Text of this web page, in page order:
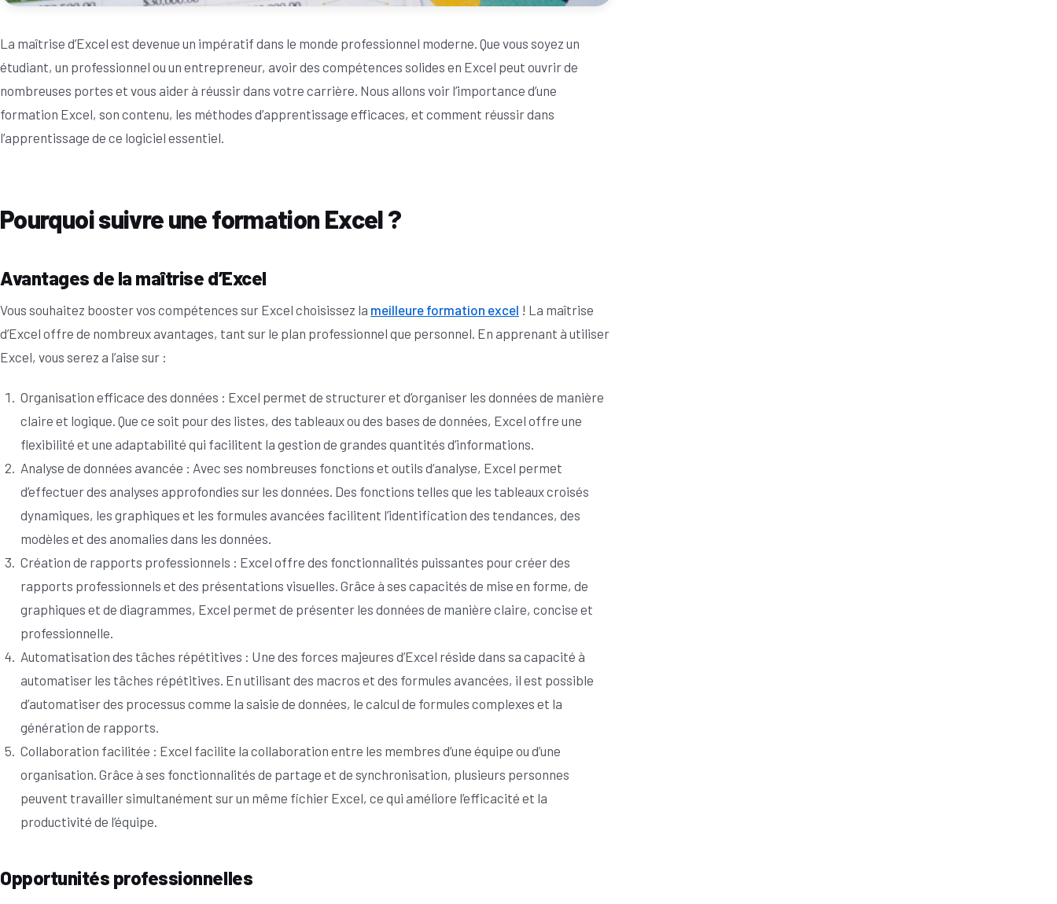
La maîtrise d’Excel est devenue un impératif dans le monde professionnel moderne. Que vous soyez un
étudiant, un professionnel ou un entrepreneur, avoir des compétences solides en Excel peut ouvrir de
nombreuses portes et vous aider à réussir dans votre carrière. Nous allons voir l’importance d’une
formation Excel, son contenu, les méthodes d’apprentissage efficaces, et comment réussir dans
l’apprentissage de ce logiciel essentiel.
Pourquoi suivre une formation Excel ?
Avantages de la maîtrise d’Excel
Vous souhaitez booster vos compétences sur Excel choisissez la meilleure formation excel ! La maîtrise
d’Excel offre de nombreux avantages, tant sur le plan professionnel que personnel. En apprenant à utiliser
Excel, vous serez a l’aise sur :
Organisation efficace des données : Excel permet de structurer et d’organiser les données de manière
claire et logique. Que ce soit pour des listes, des tableaux ou des bases de données, Excel offre une
flexibilité et une adaptabilité qui facilitent la gestion de grandes quantités d’informations.
Analyse de données avancée : Avec ses nombreuses fonctions et outils d’analyse, Excel permet
d’effectuer des analyses approfondies sur les données. Des fonctions telles que les tableaux croisés
dynamiques, les graphiques et les formules avancées facilitent l’identification des tendances, des
modèles et des anomalies dans les données.
Création de rapports professionnels : Excel offre des fonctionnalités puissantes pour créer des
rapports professionnels et des présentations visuelles. Grâce à ses capacités de mise en forme, de
graphiques et de diagrammes, Excel permet de présenter les données de manière claire, concise et
professionnelle.
Automatisation des tâches répétitives : Une des forces majeures d’Excel réside dans sa capacité à
automatiser les tâches répétitives. En utilisant des macros et des formules avancées, il est possible
d’automatiser des processus comme la saisie de données, le calcul de formules complexes et la
génération de rapports.
Collaboration facilitée : Excel facilite la collaboration entre les membres d’une équipe ou d’une
organisation. Grâce à ses fonctionnalités de partage et de synchronisation, plusieurs personnes
peuvent travailler simultanément sur un même fichier Excel, ce qui améliore l’efficacité et la
productivité de l’équipe.
Opportunités professionnelles